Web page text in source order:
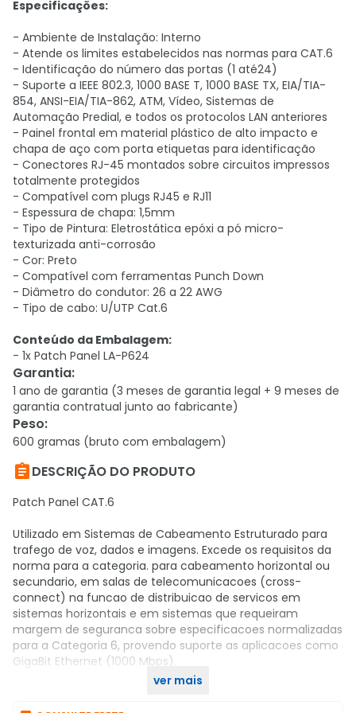
Especificações:
- Ambiente de Instalação: Interno
- Atende os limites estabelecidos nas normas para CAT.6
- Identificação do número das portas (1 até24)
- Suporte a IEEE 802.3, 1000 BASE T, 1000 BASE TX, EIA/TIA-
854, ANSI-EIA/TIA-862, ATM, Vídeo, Sistemas de
Automação Predial, e todos os protocolos LAN anteriores
- Painel frontal em material plástico de alto impacto e
chapa de aço com porta etiquetas para identificação
- Conectores RJ-45 montados sobre circuitos impressos
totalmente protegidos
- Compatível com plugs RJ45 e RJ11
- Espessura de chapa: 1,5mm
- Tipo de Pintura: Eletrostática epóxi a pó micro-
texturizada anti-corrosão
- Cor: Preto
- Compatível com ferramentas Punch Down
- Diâmetro do condutor: 26 a 22 AWG
- Tipo de cabo: U/UTP Cat.6
Conteúdo da Embalagem:
- 1x Patch Panel LA-P624
Garantia:
1 ano de garantia (3 meses de garantia legal + 9 meses de
garantia contratual junto ao fabricante)
Peso:
600 gramas (bruto com embalagem)
DESCRIÇÃO DO PRODUTO
Patch Panel CAT.6
Utilizado em Sistemas de Cabeamento Estruturado para
trafego de voz, dados e imagens. Excede os requisitos da
norma para a categoria. para cabeamento horizontal ou
secundario, em salas de telecomunicacoes (cross-
connect) na funcao de distribuicao de servicos em
sistemas horizontais e em sistemas que requeiram
margem de seguranca sobre especificacoes normalizadas
para a Categoria 6, provendo suporte as aplicacoes como
GigaBit Ethernet (1000 Mbps).
ver mais